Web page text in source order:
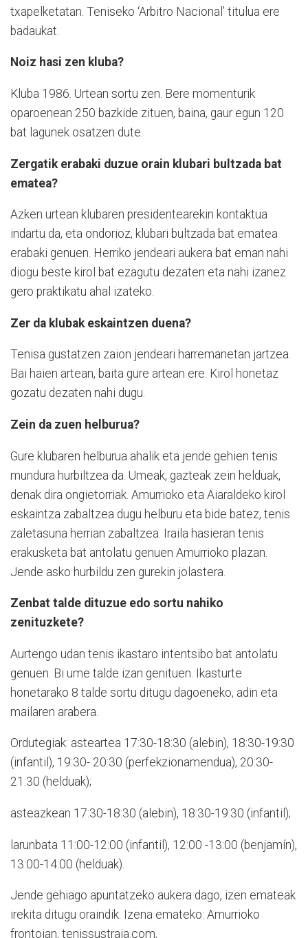
txapelketatan. Teniseko ‘Arbitro Nacional’ titulua ere
badaukat.
Noiz hasi zen kluba?
Kluba 1986. Urtean sortu zen. Bere momenturik
oparoenean 250 bazkide zituen, baina, gaur egun 120
bat lagunek osatzen dute.
Zergatik erabaki duzue orain klubari bultzada bat
ematea?
Azken urtean klubaren presidentearekin kontaktua
indartu da, eta ondorioz, klubari bultzada bat ematea
erabaki genuen. Herriko jendeari aukera bat eman nahi
diogu beste kirol bat ezagutu dezaten eta nahi izanez
gero praktikatu ahal izateko.
Zer da klubak eskaintzen duena?
Tenisa gustatzen zaion jendeari harremanetan jartzea.
Bai haien artean, baita gure artean ere. Kirol honetaz
gozatu dezaten nahi dugu.
Zein da zuen helburua?
Gure klubaren helburua ahalik eta jende gehien tenis
mundura hurbiltzea da. Umeak, gazteak zein helduak,
denak dira ongietorriak. Amurrioko eta Aiaraldeko kirol
eskaintza zabaltzea dugu helburu eta bide batez, tenis
zaletasuna herrian zabaltzea. Iraila hasieran tenis
erakusketa bat antolatu genuen Amurrioko plazan.
Jende asko hurbildu zen gurekin jolastera.
Zenbat talde dituzue edo sortu nahiko
zenituzkete?
Aurtengo udan tenis ikastaro intentsibo bat antolatu
genuen. Bi ume talde izan genituen. Ikasturte
honetarako 8 talde sortu ditugu dagoeneko, adin eta
mailaren arabera.
Ordutegiak: asteartea 17:30-18:30 (alebin), 18:30-19:30
(infantil), 19:30- 20:30 (perfekzionamendua), 20:30-
21:30 (helduak);
asteazkean 17:30-18:30 (alebin), 18:30-19:30 (infantil);
larunbata 11:00-12:00 (infantil), 12:00 -13:00 (benjamín),
13:00-14:00 (helduak).
Jende gehiago apuntatzeko aukera dago, izen emateak
irekita ditugu oraindik. Izena emateko: Amurrioko
frontoian, tenissustraia.com,